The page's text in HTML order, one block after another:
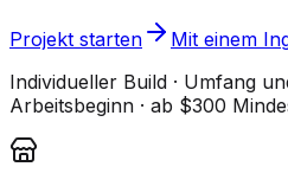
Projekt starten
Mit einem
Individueller Build · Umfang
Arbeitsbeginn · ab $300